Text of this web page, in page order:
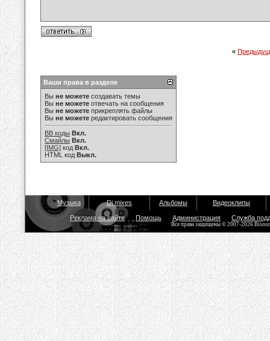
«
Ваши права в разделе
Вы не можете создавать темы
Вы не можете отвечать на сообщения
Вы не можете прикреплять файлы
Вы не можете редактировать сообщения
BB коды Вкл.
Смайлы Вкл.
[IMG] код Вкл.
HTML код Выкл.
Музыка Dj mixes Альбомы Видеоклипы
Реклама на сайте Помощь Администрация Служба
Все права защищены © 2007-2026